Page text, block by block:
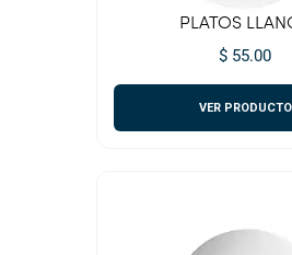
PLATOS
$ 55.00
VER PRODUCTO